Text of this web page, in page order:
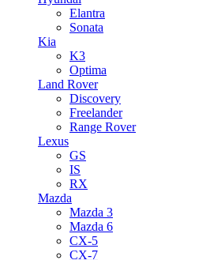
Elantra
Sonata
Kia
K3
Optima
Land Rover
Discovery
Freelander
Range Rover
Lexus
GS
IS
RX
Mazda
Mazda 3
Mazda 6
CX-5
CX-7